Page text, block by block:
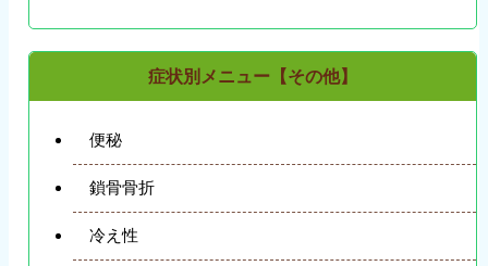
症状別メニュー【その他】
便秘
鎖骨骨折
冷え性